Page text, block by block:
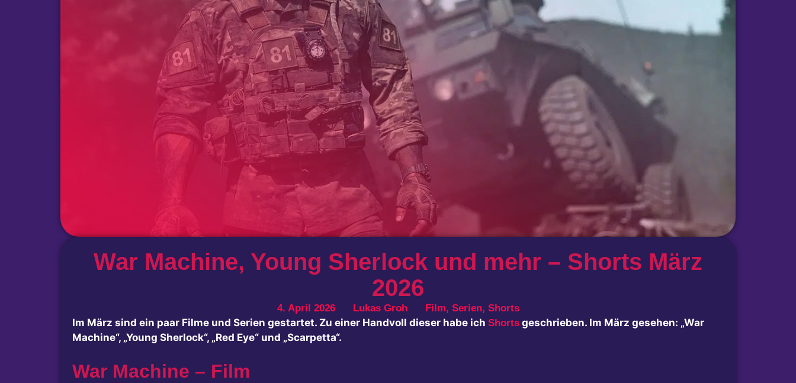
War Machine, Young Sherlock und mehr – Shorts März
2026
4. April 2026 Lukas Groh Film, Serien, Shorts
Im März sind ein paar Filme und Serien gestartet. Zu einer Handvoll dieser habe ich Shorts geschrieben. Im März gesehen: „War
Machine“, „Young Sherlock“, „Red Eye“ und „Scarpetta“.
War Machine – Film